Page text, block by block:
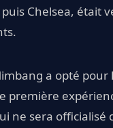
Chelsea, était
a opté pour
première
ne sera officialisé